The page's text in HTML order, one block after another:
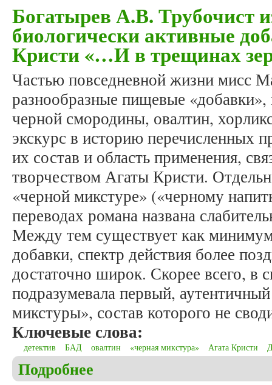
Богатырев А.В. Трубочист
биологически активные
Кристи «…И в трещинах
Частью повседневной жизни мисс
разнообразные пищевые «добавки»,
черной смородины, овалтин,
экскурс в историю перечисленных
их состав и область применения,
творчеством Агаты Кристи.
«черной микстуре» («черному
переводах романа названа
Между тем существует как
добавки, спектр действия более
достаточно широк. Скорее всего, в
подразумевала первый,
микстуры», состав которого не
Ключевые слова:
детектив БАД овалтин «черная микстура» Агата Кристи
Подробнее